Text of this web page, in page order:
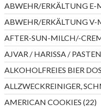
ABWEHR/ERKÄLTUNG E-
ABWEHR/ERKÄLTUNG V-
AFTER-SUN-MILCH/-
AJVAR / HARISSA / PASTEN
ALKOHOLFREIES BIER
ALLZWECKREINIGER,
AMERICAN COOKIES 2222